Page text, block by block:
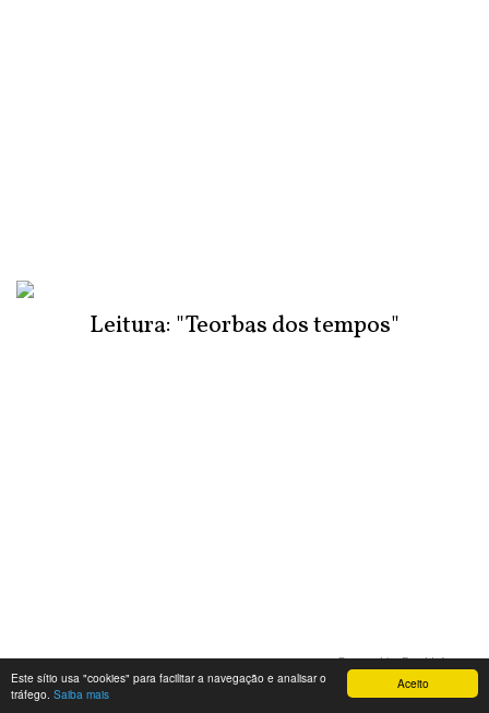
Aceito
Este sítio usa "cookies" para facilitar a navegação e analisar o
tráfego. Saiba mais
Leitura: "Teorbas dos tempos"
Powered by Feed Informer